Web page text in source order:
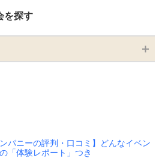
を探す
ンパニーの評判・口コミ】どんなイベン
「体験レポート」つき